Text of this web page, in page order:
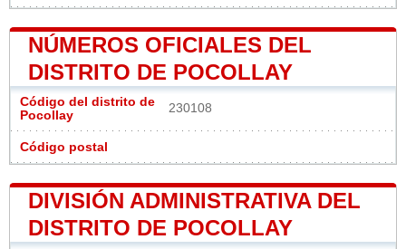
NÚMEROS OFICIALES DEL
DISTRITO DE POCOLLAY
Código del distrito de
Pocollay
230108
Código postal
DIVISIÓN ADMINISTRATIVA DEL
DISTRITO DE POCOLLAY